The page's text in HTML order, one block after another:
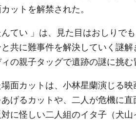
ットを解禁された。
んてい 」は、見た目はおしりで
共に難事件を解決していく謎
の親子タッグで遺跡の謎に挑む
面カットは、小林星蘭演じる
げるカットや、二人が危機に
対に怪しい二人組のイタ子（犬